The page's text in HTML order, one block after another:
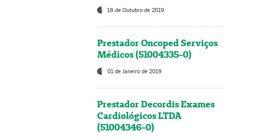
18 de Outubro de 2019
Prestador Oncoped Serviços
Médicos (51004335-0)
01 de Janeiro de 2019
Prestador Decordis Exames
Cardiológicos LTDA
(51004346-0)